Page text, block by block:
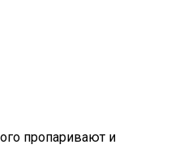
пропаривают и